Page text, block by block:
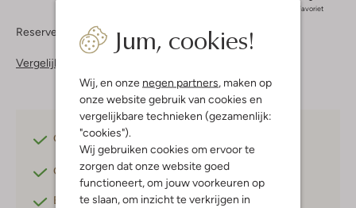
Jum, cookies!
Wij, en onze negen partners, maken op
onze website gebruik van cookies en
vergelijkbare technieken (gezamenlijk:
"cookies").
Wij gebruiken cookies om ervoor te
zorgen dat onze website goed
functioneert, om jouw voorkeuren op
te slaan, om inzicht te verkrijgen in
Favoriet
Reserveer direct in een van onze 37 boutiques
Vergelijkbare items
Gratis verzending
Gratis retournerenbinnen 30 dagen*
Betaal achterafmet Klarna